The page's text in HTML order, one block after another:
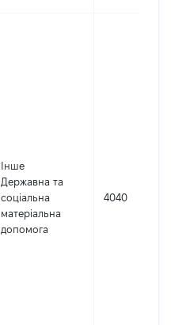
Інше
Державна та
соціальна
матеріальна
допомога
4040